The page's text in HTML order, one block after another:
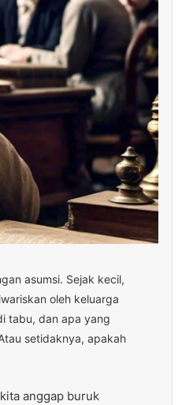
asumsi. Sejak kecil,
oleh keluarga
tabu, dan apa yang
setidaknya, apakah
anggap buruk